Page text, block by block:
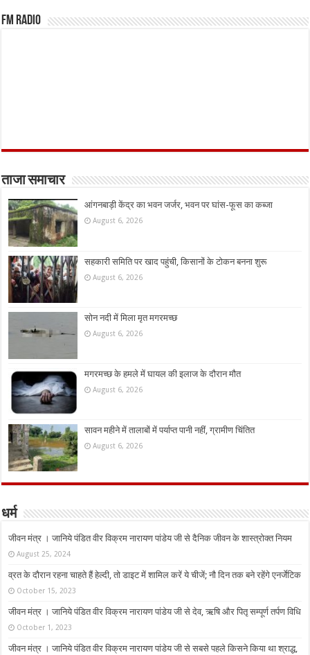
FM Radio
ताजा समाचार
आंगनबाड़ी केंद्र का भवन जर्जर, भवन पर घांस-फूस का कब्जा
August 6, 2026
सहकारी समिति पर खाद पहुंची, किसानों के टोकन बनना शुरू
August 6, 2026
सोन नदी में मिला मृत मगरमच्छ
August 6, 2026
मगरमच्छ के हमले में घायल की इलाज के दौरान मौत
August 6, 2026
सावन महीने में तालाबों में पर्याप्त पानी नहीं, ग्रामीण चिंतित
August 6, 2026
धर्म
जीवन मंत्र । जानिये पंडित वीर विक्रम नारायण पांडेय जी से दैनिक जीवन के शास्त्रोक्त नियम
August 25, 2024
व्रत के दौरान रहना चाहते हैं हेल्दी, तो डाइट में शामिल करें ये चीजें; नौ दिन तक बने रहेंगे एनर्जेटिक
October 15, 2023
जीवन मंत्र । जानिये पंडित वीर विक्रम नारायण पांडेय जी से देव, ऋषि और पितृ सम्पूर्ण तर्पण विधि
October 1, 2023
जीवन मंत्र । जानिये पंडित वीर विक्रम नारायण पांडेय जी से सबसे पहले किसने किया था श्राद्ध,